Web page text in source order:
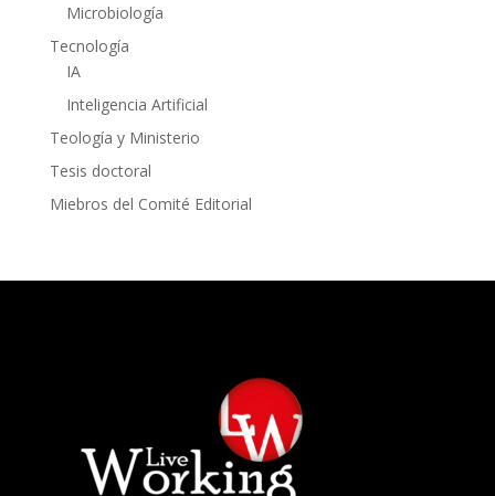
Microbiología
Tecnología
IA
Inteligencia Artificial
Teología y Ministerio
Tesis doctoral
Miebros del Comité Editorial